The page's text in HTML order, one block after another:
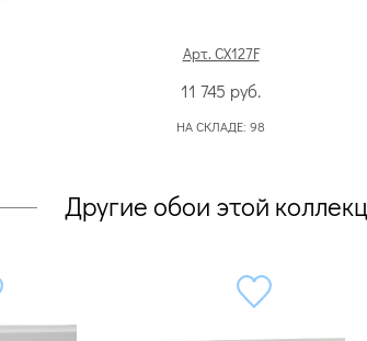
Арт. CX127F
11 745 руб.
НА СКЛАДЕ: 98
Другие обои этой